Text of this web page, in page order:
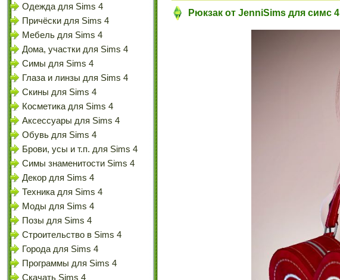
Одежда для Sims 4
Причёски для Sims 4
Мебель для Sims 4
Дома, участки для Sims 4
Симы для Sims 4
Глаза и линзы для Sims 4
Скины для Sims 4
Косметика для Sims 4
Аксессуары для Sims 4
Обувь для Sims 4
Брови, усы и т.п. для Sims 4
Симы знаменитости Sims 4
Декор для Sims 4
Техника для Sims 4
Моды для Sims 4
Позы для Sims 4
Строительство в Sims 4
Города для Sims 4
Программы для Sims 4
Скачать Sims 4
Рюкзак от JenniSims для симс 4